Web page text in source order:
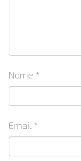
Nome *
Email *